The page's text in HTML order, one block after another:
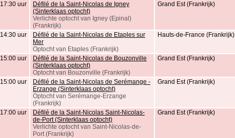
17:30 uur
Défilé de la Saint-Nicolas de Igney
(Sinterklaas optocht)
Verlichte optocht van Igney (Epinal)
(Frankrijk)
Grand Est (Frankrijk)
14:30 uur
Défilé de la Saint-Nicolas de Etaples sur
Mer
Optocht van Etaples (Frankrijk)
Hauts-de-France (Frankrijk)
15:00 uur
Défilé de la Saint-Nicolas de Bouzonville
(Sinterklaas optocht)
Optocht van Bouzonville (Frankrijk)
Grand Est (Frankrijk)
15:00 uur
Défilé de la Saint-Nicolas de Serémange -
Erzange (Sinterklaas optocht)
Optocht van Serémange-Erzange
(Frankrijk)
Grand Est (Frankrijk)
17:00 uur
Défilé de la Saint-Nicolas Saint-Nicolas-
de-Port (Sinterklaas optocht)
Verlichte optocht van Saint-Nicolas-de-
Port (Frankrijk)
Grand Est (Frankrijk)